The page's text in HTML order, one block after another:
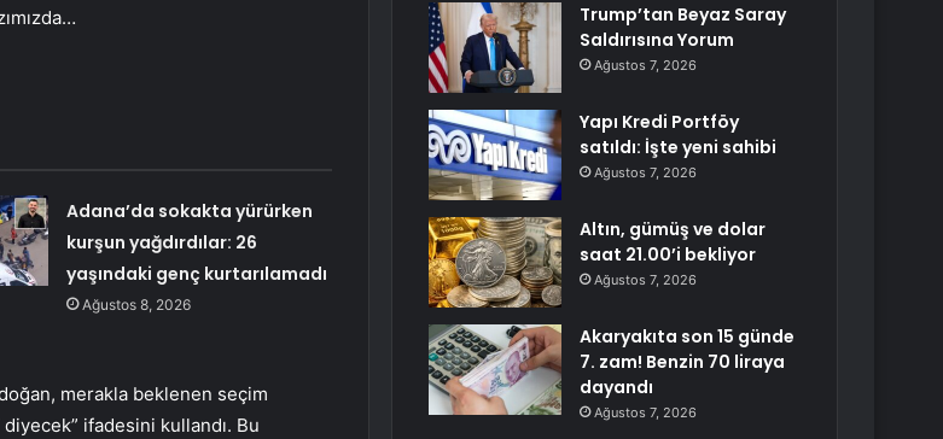
Adana’da sokakta yürürken
kurşun yağdırdılar: 26
yaşındaki genç kurtarılamadı
Ağustos 8, 2026
merakla beklenen seçim
diyecek” ifadesini kullandı. Bu
Trump’tan Beyaz Saray
Saldırısına Yorum
Ağustos 7, 2026
Yapı Kredi Portföy
satıldı: İşte yeni sahibi
Ağustos 7, 2026
Altın, gümüş ve dolar
saat 21.00’i bekliyor
Ağustos 7, 2026
Akaryakıta son 15 günde
7. zam! Benzin 70 liraya
dayandı
Ağustos 7, 2026